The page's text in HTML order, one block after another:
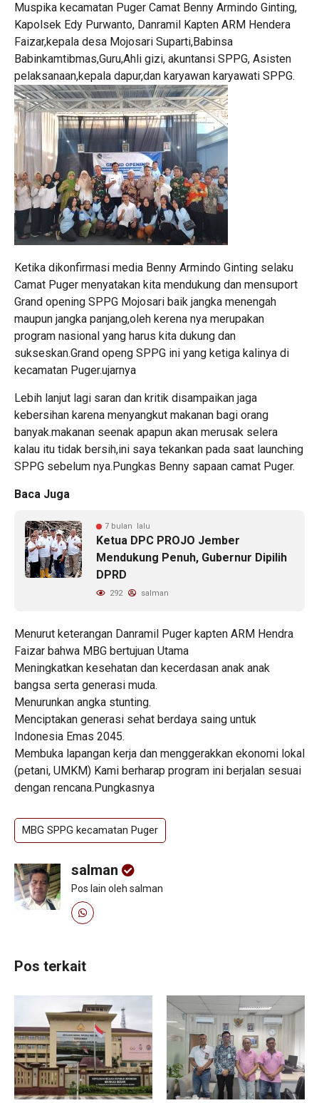
Muspika kecamatan Puger Camat Benny Armindo Ginting,
Kapolsek Edy Purwanto, Danramil Kapten ARM Hendera
Faizar,kepala desa Mojosari Suparti,Babinsa
Babinkamtibmas,Guru,Ahli gizi, akuntansi SPPG, Asisten
pelaksanaan,kepala dapur,dan karyawan karyawati SPPG.
Ketika dikonfirmasi media Benny Armindo Ginting selaku
Camat Puger menyatakan kita mendukung dan mensuport
Grand opening SPPG Mojosari baik jangka menengah
maupun jangka panjang,oleh kerena nya merupakan
program nasional yang harus kita dukung dan
sukseskan.Grand openg SPPG ini yang ketiga kalinya di
kecamatan Puger.ujarnya
Lebih lanjut lagi saran dan kritik disampaikan jaga
kebersihan karena menyangkut makanan bagi orang
banyak.makanan seenak apapun akan merusak selera
kalau itu tidak bersih,ini saya tekankan pada saat launching
SPPG sebelum nya.Pungkas Benny sapaan camat Puger.
Baca Juga
7 bulan lalu
Ketua DPC PROJO Jember
Mendukung Penuh, Gubernur Dipilih
DPRD
292 salman
Menurut keterangan Danramil Puger kapten ARM Hendra
Faizar bahwa MBG bertujuan Utama
Meningkatkan kesehatan dan kecerdasan anak anak
bangsa serta generasi muda.
Menurunkan angka stunting.
Menciptakan generasi sehat berdaya saing untuk
Indonesia Emas 2045.
Membuka lapangan kerja dan menggerakkan ekonomi lokal
(petani, UMKM) Kami berharap program ini berjalan sesuai
dengan rencana.Pungkasnya
MBG SPPG kecamatan Puger
salman
Pos lain oleh salman
Pos terkait